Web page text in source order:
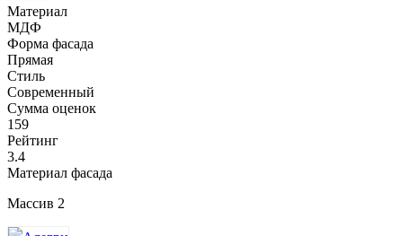
Материал
МДФ
Форма фасада
Прямая
Стиль
Современный
Сумма оценок
159
Рейтинг
3.4
Материал фасада
Массив 2